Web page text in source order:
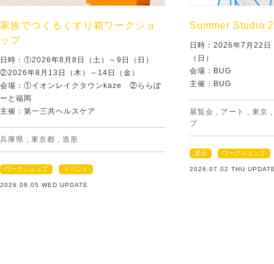
家族でつくるくすり箱ワークショ
ップ
日時：①2026年8月8日（土）～9日（日）
②2026年8月13日（木）～14日（金）
会場：①イオンレイクタウンkaze ②ららぽ
ーと福岡
主催：第一三共ヘルスケア
兵庫県 東京都 造形
ワークショップ イベント
2026.08.05 WED UPDATE
Summer Studio
日時：2026年7月22
（日）
会場：BUG
主催：BUG
展覧会 アート 東京
プ
展示 ワークショップ
2026.07.02 THU